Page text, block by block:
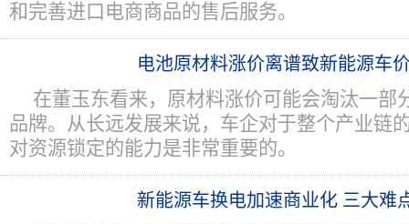
和完善进口电商商品的售后服务。
电池原材料涨价离谱致新能源车
在董玉东看来，原材料涨价可能会淘汰一部
品牌。从长远发展来说，车企对于整个产业链
对资源锁定的能力是非常重要的。
新能源车换电加速商业化 三大难